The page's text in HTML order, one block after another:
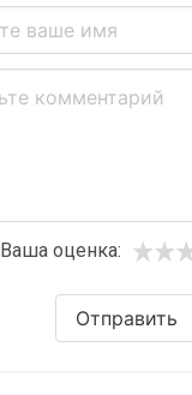
Ваша оценка:
Отправить